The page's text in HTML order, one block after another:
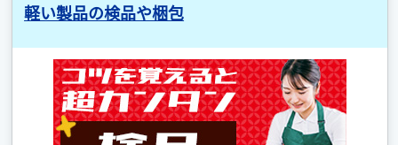
軽い製品の検品や梱包